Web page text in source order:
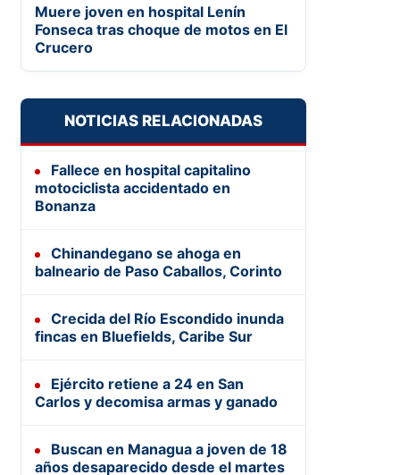
Muere joven en hospital Lenín
Fonseca tras choque de motos en El
Crucero
NOTICIAS RELACIONADAS
Fallece en hospital capitalino
motociclista accidentado en
Bonanza
Chinandegano se ahoga en
balneario de Paso Caballos, Corinto
Crecida del Río Escondido inunda
fincas en Bluefields, Caribe Sur
Ejército retiene a 24 en San
Carlos y decomisa armas y ganado
Buscan en Managua a joven de 18
años desaparecido desde el martes